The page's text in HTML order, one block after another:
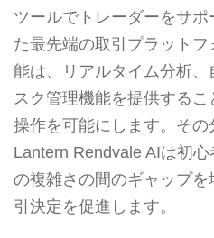
ツールでトレーダーをサ
た最先端の取引プラット
能は、リアルタイム分析、
スク管理機能を提供するこ
操作を可能にします。その
Lantern Rendvale AIは初
の複雑さの間のギャップ
引決定を促進します。